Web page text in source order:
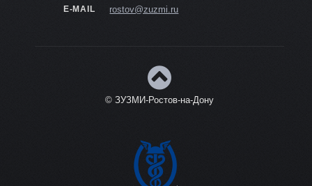
E-MAIL rostov@zuzmi.ru
© ЗУЗМИ-Ростов-на-Дону